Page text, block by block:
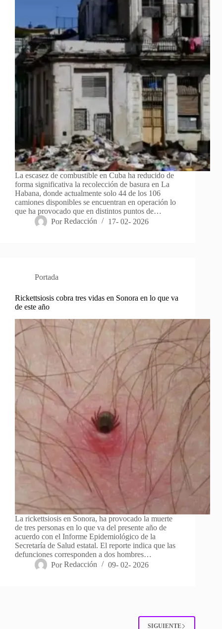
La escasez de combustible en Cuba ha reducido de
forma significativa la recolección de basura en La
Habana, donde actualmente solo 44 de los 106
camiones disponibles se encuentran en operación lo
que ha provocado que en distintos puntos de…
Por Redacción 17- 02- 2026
Portada
Rickettsiosis cobra tres vidas en Sonora en lo que va
de este año
La rickettsiosis en Sonora, ha provocado la muerte
de tres personas en lo que va del presente año de
acuerdo con el Informe Epidemiológico de la
Secretaría de Salud estatal. El reporte indica que las
defunciones corresponden a dos hombres…
Por Redacción 09- 02- 2026
SIGUIENTE